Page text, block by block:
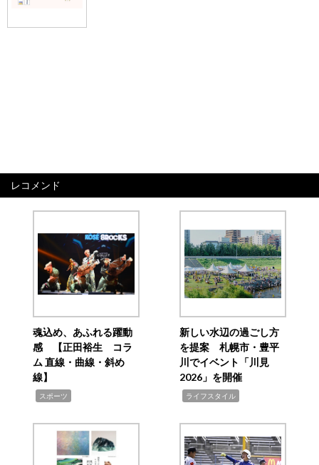
レコメンド
魂込め、あふれる躍動
感 【正田裕生 コラ
ム 直線・曲線・斜め
線】
スポーツ
新しい水辺の過ごし方
を提案 札幌市・豊平
川でイベント「川見
2026」を開催
ライフスタイル